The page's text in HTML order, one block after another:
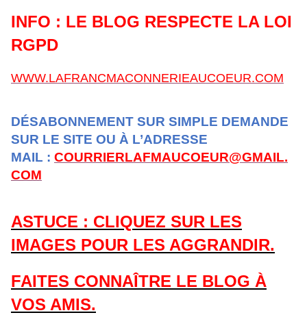
INFO : LE BLOG RESPECTE LA LOI
RGPD
WWW.LAFRANCMACONNERIEAUCOEUR.COM
DÉSABONNEMENT SUR SIMPLE DEMANDE
SUR LE SITE OU À L’ADRESSE
MAIL : COURRIERLAFMAUCOEUR@GMAIL.
COM
ASTUCE : CLIQUEZ SUR LES
IMAGES POUR LES AGGRANDIR.
FAITES CONNAÎTRE LE BLOG À
VOS AMIS.